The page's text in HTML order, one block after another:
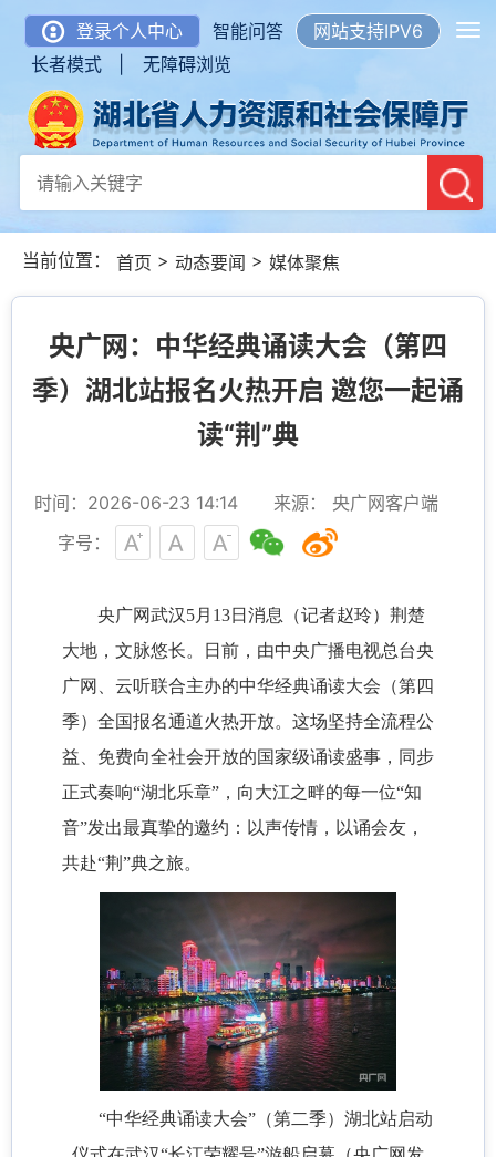
登录个人中心 智能问答
网站支持IPV6
长者模式 |
无障碍浏览
当前位置： 首页 > 动态要闻 > 媒体聚焦
央广网：中华经典诵读大会（第四
季）湖北站报名火热开启 邀您一起诵
读“荆”典
时间：2026-06-23 14:14
来源： 央广网客户端
字号：
央广网武汉5月13日消息（记者赵玲）荆楚
大地，文脉悠长。日前，由中央广播电视总台央
广网、云听联合主办的中华经典诵读大会（第四
季）全国报名通道火热开放。这场坚持全流程公
益、免费向全社会开放的国家级诵读盛事，同步
正式奏响“湖北乐章”，向大江之畔的每一位“知
音”发出最真挚的邀约：以声传情，以诵会友，
共赴“荆”典之旅。
“中华经典诵读大会”（第二季）湖北站启动